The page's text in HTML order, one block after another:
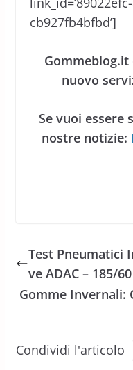
cb927fb4bfbd’]
nuovo
Se vuoi essere
nostre notizie:
Test Pneumatici
ve ADAC – 185/
Gomme Invernali:
Condividi l'articolo